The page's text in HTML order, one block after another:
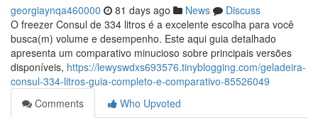
georgiaynqa460000 81 days ago News
Discuss
O freezer Consul de 334 litros é a excelente escolha para você
busca(m) volume e desempenho. Este aqui guia detalhado
apresenta um comparativo minucioso sobre principais versões
disponíveis, https://lewyswdxs693576.tinyblogging.com/geladeira-
consul-334-litros-guia-completo-e-comparativo-85526049
Comments
Who Upvoted